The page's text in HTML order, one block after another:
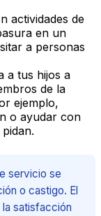
actividades de
en un
a personas
a tus hijos a
de la
ejemplo,
o ayudar con
servicio se
o castigo. El
satisfacción